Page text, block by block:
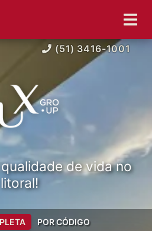
(51) 3416-1001
de vida no
litoral!
POR CÓDIGO